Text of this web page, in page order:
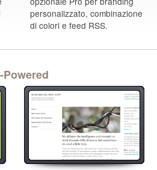
personalizzato, combinazione
di colori e feed RSS.